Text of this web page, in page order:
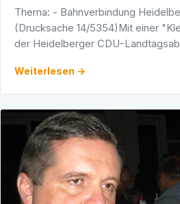
Thema: - Bahnverbindung
(Drucksache 14/5354)Mit einer
der Heidelberger CDU-
"Bahnverbindung …
Weiterlesen →